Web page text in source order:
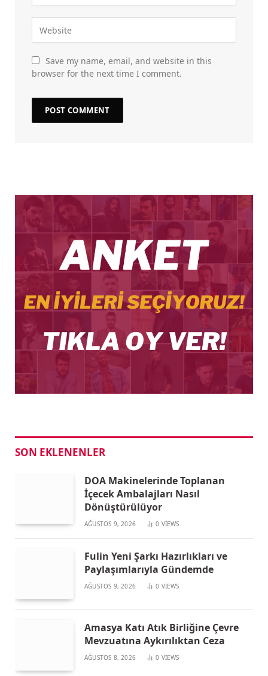
Save my name, email, and website in this
browser for the next time I comment.
SON EKLENENLER
DOA Makinelerinde Toplanan
İçecek Ambalajları Nasıl
Dönüştürülüyor
AĞUSTOS 9, 2026 0 VIEWS
Fulin Yeni Şarkı Hazırlıkları ve
Paylaşımlarıyla Gündemde
AĞUSTOS 9, 2026 0 VIEWS
Amasya Katı Atık Birliğine Çevre
Mevzuatına Aykırılıktan Ceza
AĞUSTOS 8, 2026 0 VIEWS